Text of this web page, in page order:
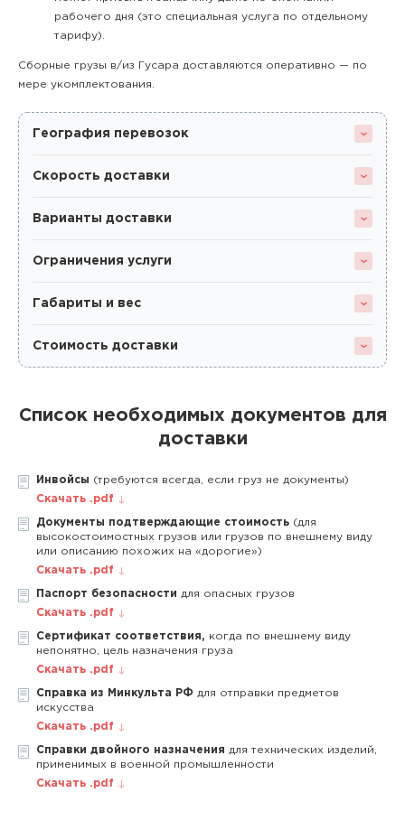
рабочего дня (это специальная услуга по отдельному
тарифу).
Сборные грузы в/из Гусара доставляются оперативно — по
мере укомплектования.
География перевозок
Скорость доставки
Варианты доставки
Ограничения услуги
Габариты и вес
Стоимость доставки
Список необходимых документов для
доставки
Инвойсы (требуются всегда, если груз не документы)
Скачать .pdf
Документы подтверждающие стоимость (для
высокостоимостных грузов или грузов по внешнему виду
или описанию похожих на «дорогие»)
Скачать .pdf
Паспорт безопасности для опасных грузов
Скачать .pdf
Сертификат соответствия, когда по внешнему виду
непонятно, цель назначения груза
Скачать .pdf
Справка из Минкульта РФ для отправки предметов
искусства
Скачать .pdf
Справки двойного назначения для технических изделий,
применимых в военной промышленности
Скачать .pdf